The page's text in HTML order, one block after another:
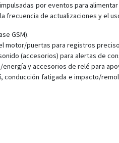
por eventos para
de actualizaciones y el
GSM).
motor/puertas para registros
(accesorios) para alertas de
y accesorios de relé para
fatigada e impacto/